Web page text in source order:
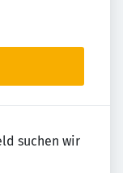
suchen wir